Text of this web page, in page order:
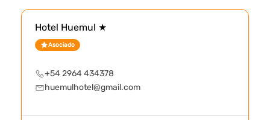
Hotel Huemul ★
Asociado
+54 2964 434378
huemulhotel@gmail.com